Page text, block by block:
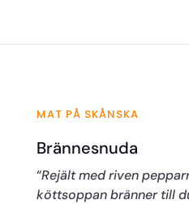
MAT PÅ SKÅNSKA
Brännesnuda
“Rejält med riven
köttsoppan bränner till